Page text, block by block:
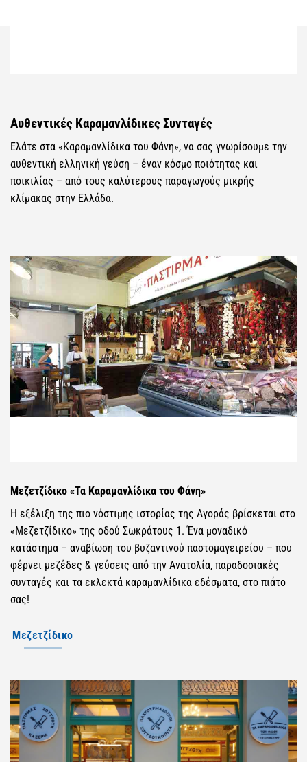
Αυθεντικές Καραμανλίδικες Συνταγές
Ελάτε στα «Καραμανλίδικα του Φάνη», να σας γνωρίσουμε την
αυθεντική ελληνική γεύση – έναν κόσμο ποιότητας και
ποικιλίας – από τους καλύτερους παραγωγούς μικρής
κλίμακας στην Ελλάδα.
Μεζετζίδικο «Τα Καραμανλίδικα του Φάνη»
Η εξέλιξη της πιο νόστιμης ιστορίας της Αγοράς βρίσκεται στο
«Μεζετζίδικο» της οδού Σωκράτους 1. Ένα μοναδικό
κατάστημα – αναβίωση του βυζαντινού παστομαγειρείου – που
φέρνει μεζέδες & γεύσεις από την Ανατολία, παραδοσιακές
συνταγές και τα εκλεκτά καραμανλίδικα εδέσματα, στο πιάτο
σας!
Μεζετζίδικο